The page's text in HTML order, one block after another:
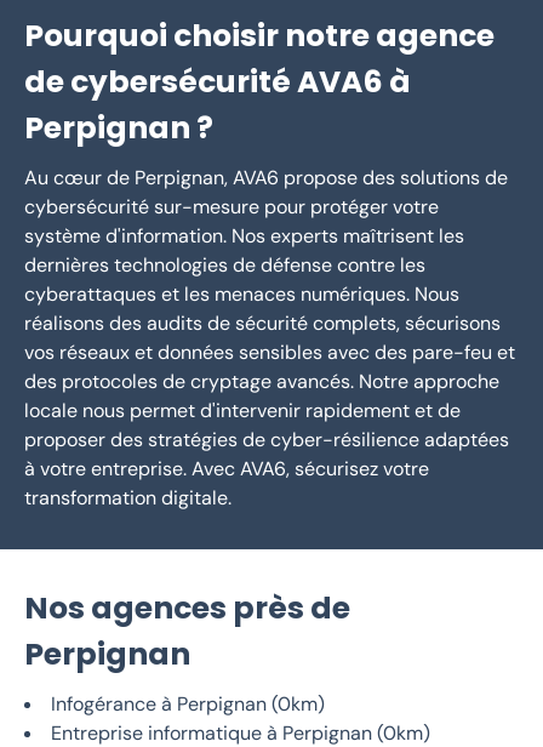
Pourquoi choisir notre agence
de cybersécurité AVA6 à
Perpignan ?
Au cœur de Perpignan, AVA6 propose des solutions de
cybersécurité sur-mesure pour protéger votre
système d'information. Nos experts maîtrisent les
dernières technologies de défense contre les
cyberattaques et les menaces numériques. Nous
réalisons des audits de sécurité complets, sécurisons
vos réseaux et données sensibles avec des pare-feu et
des protocoles de cryptage avancés. Notre approche
locale nous permet d'intervenir rapidement et de
proposer des stratégies de cyber-résilience adaptées
à votre entreprise. Avec AVA6, sécurisez votre
transformation digitale.
Nos agences près de
Perpignan
Infogérance à Perpignan (0km)
Entreprise informatique à Perpignan (0km)